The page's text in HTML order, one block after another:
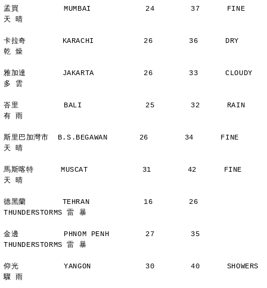
孟買          MUMBAI            24        37      FINE
天 晴
卡拉奇        KARACHI           26        36      DRY
乾 燥
雅加達        JAKARTA           26        33      CLOUDY
多 雲
峇里          BALI              25        32      RAIN
有 雨
斯里巴加灣市  B.S.BEGAWAN       26        34      FINE
天 晴
馬斯喀特      MUSCAT            31        42      FINE
天 晴
德黑蘭        TEHRAN            16        26
THUNDERSTORMS 雷 暴
金邊          PHNOM PENH        27        35
THUNDERSTORMS 雷 暴
仰光          YANGON            30        40      SHOWERS
驟 雨